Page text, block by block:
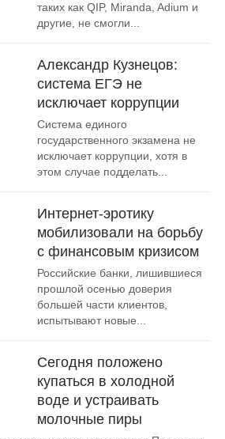
таких как QIP, Miranda, Adium и
другие, не смогли...
Александр Кузнецов:
система ЕГЭ не
исключает коррупции
Система единого
государственного экзамена не
исключает коррупции, хотя в
этом случае подделать...
Интернет-эротику
мобилизовали на борьбу
с финансовым кризисом
Российские банки, лишившиеся
прошлой осенью доверия
большей части клиентов,
испытывают новые...
Сегодня положено
купаться в холодной
воде и устраивать
молочные пиры